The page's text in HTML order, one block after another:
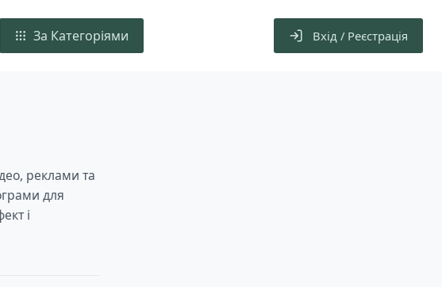
За Категоріями Вхід / Реєстрація
реклами та
для
і